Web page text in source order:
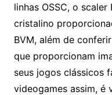
linhas OSSC, o
cristalino
BVM, além de
que proporcionam
seus jogos clássicos
videogames assim, é